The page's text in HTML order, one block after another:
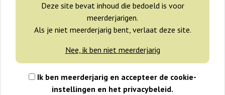
Deze site bevat inhoud die bedoeld is voor
meerderjarigen.
Als je niet meerderjarig bent, verlaat deze site.
Nee, ik ben niet meerderjarig
Ik ben meerderjarig en accepteer de cookie-
instellingen en het privacybeleid.